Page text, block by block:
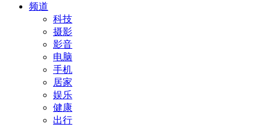
频道
科技
摄影
影音
电脑
手机
居家
娱乐
健康
出行